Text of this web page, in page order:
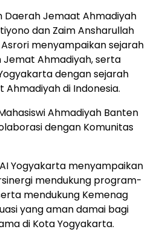
Daerah Jemaat Ahmadiyah
dan Zaim Ansharullah
menyampaikan sejarah
Ahmadiyah, serta
dengan sejarah
di Indonesia.
Ahmadiyah Banten
dengan Komunitas
Yogyakarta menyampaikan
mendukung program-
mendukung Kemenag
yang aman damai bagi
di Kota Yogyakarta.